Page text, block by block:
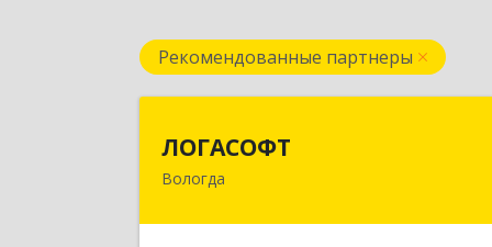
Рекомендованные партнеры
ЛОГАСОФТ
Вологда
160002, Вологодская обл, Вологда г,